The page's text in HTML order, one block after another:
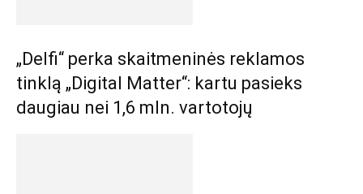
„Delfi“ perka skaitmeninės reklamos
tinklą „Digital Matter“: kartu pasieks
daugiau nei 1,6 mln. vartotojų